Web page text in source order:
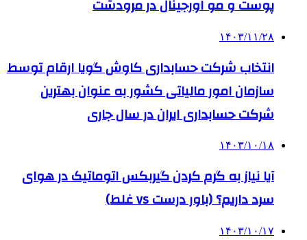
پوست و مو اورجینال در مرودشت
۱۴۰۳/۱۱/۲۸
انتخاب شرکت حسابداری کاوش گویا ارقام توسط
سازمان امور مالیاتی کشور به عنوان بهترین
شرکت حسابداری ایران در سال جاری
۱۴۰۳/۱۰/۱۸
آیا نیاز به گرم کردن گیربکس اتوماتیک در هوای
سرد داریم؟ (باور درست vs غلط)
۱۴۰۳/۱۰/۱۷